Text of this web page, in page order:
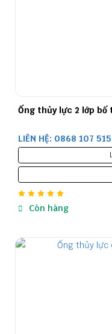
Ống thủy lực 2 lớp bố
LIÊN HỆ: 0868 107
Còn hàng